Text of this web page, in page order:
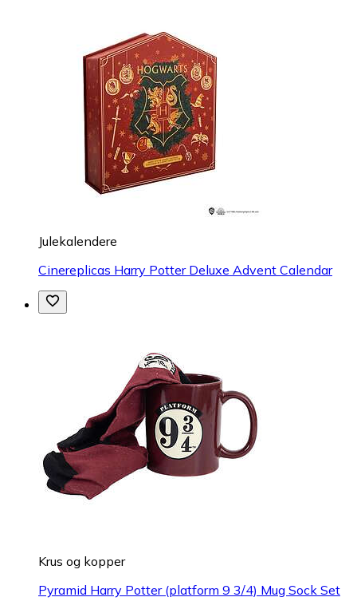
Julekalendere
Cinereplicas Harry Potter Deluxe Advent Calendar
Krus og kopper
Pyramid Harry Potter (platform 9 3/4) Mug Sock Set